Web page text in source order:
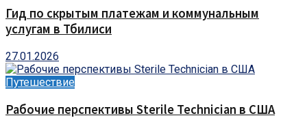
Гид по скрытым платежам и коммунальным
услугам в Тбилиси
27.01.2026
Путешествие
Рабочие перспективы Sterile Technician в США